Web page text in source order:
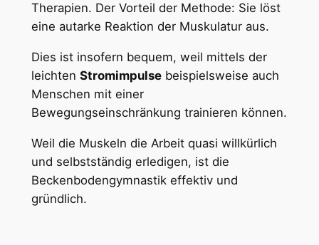
Therapien. Der Vorteil der Methode: Sie löst
eine autarke Reaktion der Muskulatur aus.
Dies ist insofern bequem, weil mittels der
leichten Stromimpulsebeispielsweise auch
Menschen mit einer
Bewegungseinschränkung trainieren können.
Weil die Muskeln die Arbeit quasi willkürlich
und selbstständig erledigen, ist die
Beckenbodengymnastik effektiv und
gründlich.